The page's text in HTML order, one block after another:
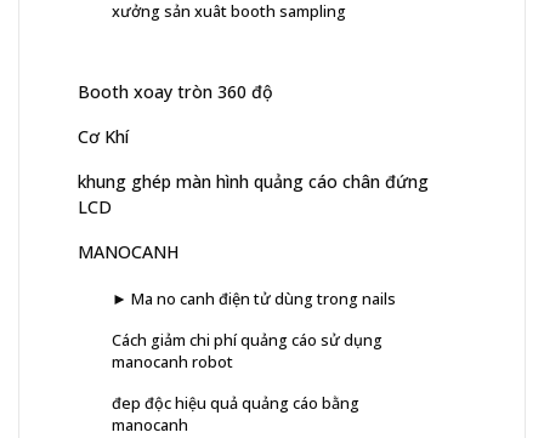
xưởng sản xuât booth sampling
Booth xoay tròn 360 độ
Cơ Khí
khung ghép màn hình quảng cáo chân đứng
LCD
MANOCANH
► Ma no canh điện tử dùng trong nails
Cách giảm chi phí quảng cáo sử dụng
manocanh robot
đep độc hiệu quả quảng cáo bằng
manocanh